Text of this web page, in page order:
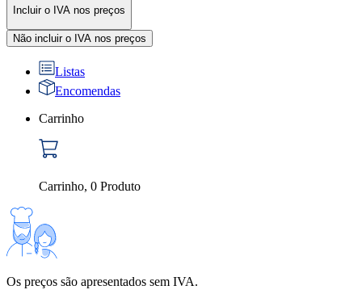
Incluir o IVA nos preços
Não incluir o IVA nos preços
Listas
Encomendas
Carrinho
Carrinho, 0 Produto
Os preços são apresentados sem IVA.